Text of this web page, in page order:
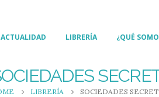
ACTUALIDAD LIBRERÍA ¿QUÉ
LIBRERÍA SOCIEDADES